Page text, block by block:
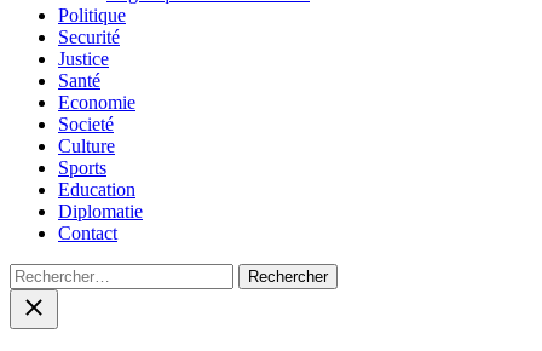
Politique
Securité
Justice
Santé
Economie
Societé
Culture
Sports
Education
Diplomatie
Contact
Rechercher :
Close
search